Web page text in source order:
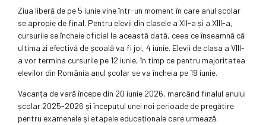
Ziua liberă de pe 5 iunie vine într-un moment în care anul școlar
se apropie de final. Pentru elevii din clasele a XII-a și a XIII-a,
cursurile se încheie oficial la această dată, ceea ce înseamnă că
ultima zi efectivă de școală va fi joi, 4 iunie. Elevii de clasa a VIII-
a vor termina cursurile pe 12 iunie, în timp ce pentru majoritatea
elevilor din România anul școlar se va încheia pe 19 iunie.
Vacanța de vară începe din 20 iunie 2026, marcând finalul anului
școlar 2025-2026 și începutul unei noi perioade de pregătire
pentru examenele și etapele educaționale care urmează.